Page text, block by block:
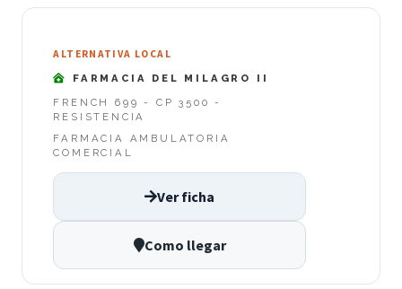
ALTERNATIVA LOCAL
FARMACIA DEL MILAGRO II
FRENCH 699 - CP 3500 -
RESISTENCIA
FARMACIA AMBULATORIA
COMERCIAL
Ver ficha
Como llegar